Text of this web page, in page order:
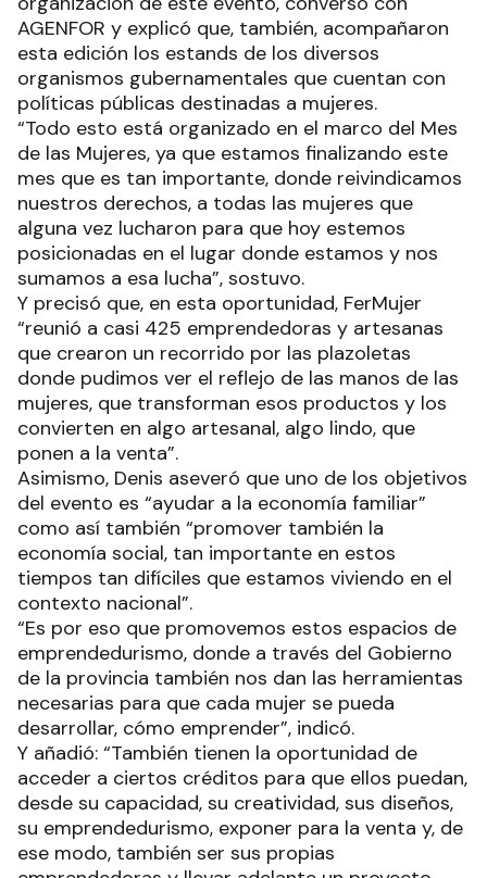
AGENFOR y explicó que, también, acompañaron
esta edición los estands de los diversos
organismos gubernamentales que cuentan con
políticas públicas destinadas a mujeres.
“Todo esto está organizado en el marco del Mes
de las Mujeres, ya que estamos finalizando este
mes que es tan importante, donde reivindicamos
nuestros derechos, a todas las mujeres que
alguna vez lucharon para que hoy estemos
posicionadas en el lugar donde estamos y nos
sumamos a esa lucha”, sostuvo.
Y precisó que, en esta oportunidad, FerMujer
“reunió a casi 425 emprendedoras y artesanas
que crearon un recorrido por las plazoletas
donde pudimos ver el reflejo de las manos de las
mujeres, que transforman esos productos y los
convierten en algo artesanal, algo lindo, que
ponen a la venta”.
Asimismo, Denis aseveró que uno de los objetivos
del evento es “ayudar a la economía familiar”
como así también “promover también la
economía social, tan importante en estos
tiempos tan difíciles que estamos viviendo en el
contexto nacional”.
“Es por eso que promovemos estos espacios de
emprendedurismo, donde a través del Gobierno
de la provincia también nos dan las herramientas
necesarias para que cada mujer se pueda
desarrollar, cómo emprender”, indicó.
Y añadió: “También tienen la oportunidad de
acceder a ciertos créditos para que ellos puedan,
desde su capacidad, su creatividad, sus diseños,
su emprendedurismo, exponer para la venta y, de
ese modo, también ser sus propias